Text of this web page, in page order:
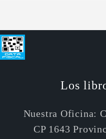
Los
Nuestra Oficina:
CP 1643